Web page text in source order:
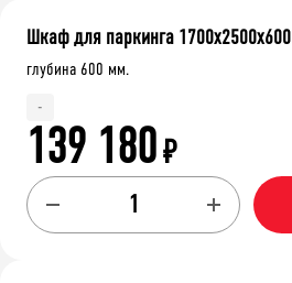
Шкаф для паркинга 1700x2500x600
глубина 600 мм.
-
139 180₽